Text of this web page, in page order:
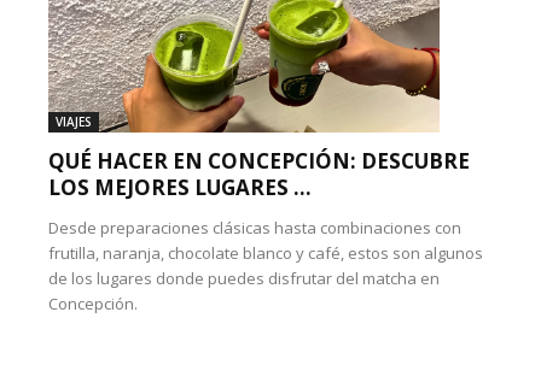
VIAJES
QUÉ HACER EN CONCEPCIÓN: DESCUBRE
LOS MEJORES LUGARES ...
Desde preparaciones clásicas hasta combinaciones con
frutilla, naranja, chocolate blanco y café, estos son algunos
de los lugares donde puedes disfrutar del matcha en
Concepción.